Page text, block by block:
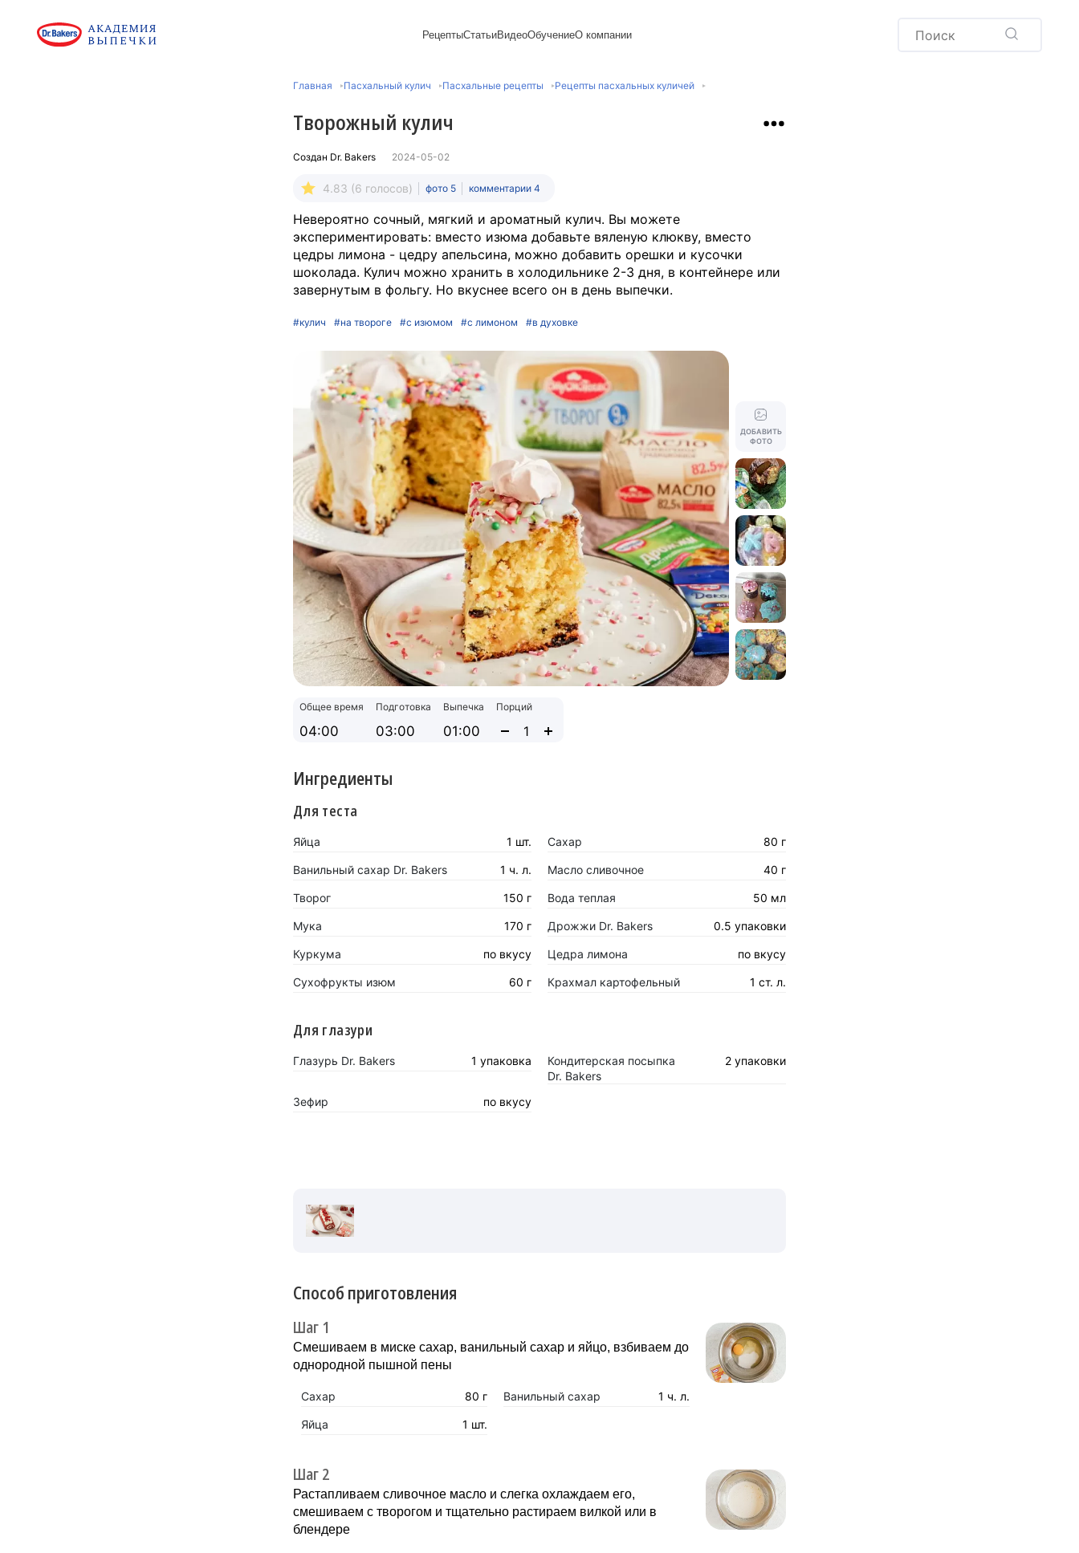
Рецепты
Рецепты блинов
Сезонная выпечка
Пасхальная выпечка
Рецепты пирогов
Пирожки
Торты рецепты
Пирожные
Варенья и соленья
Статьи
Выпечка и тесто
закуски
ВидеоОбучениеО компании
Главная Пасхальный кулич Пасхальные рецепты Рецепты пасхальных куличей
Творожный кулич
Создан Dr. Bakers 2024-05-02
4.83 (6 голосов) фото 5 комментарии 4
Невероятно сочный, мягкий и ароматный кулич. Вы можете
экспериментировать: вместо изюма добавьте вяленую клюкву, вместо
цедры лимона - цедру апельсина, можно добавить орешки и кусочки
шоколада. Кулич можно хранить в холодильнике 2-3 дня, в контейнере или
завернутым в фольгу. Но вкуснее всего он в день выпечки.
#кулич #на твороге #с изюмом #с лимоном #в духовке
ДОБАВИТЬ
ФОТО
Общее время
04:00
Подготовка
03:00
Выпечка
01:00
Порций
Ингредиенты
Для теста
Яйца 1 шт. Сахар 80 г
Ванильный сахар Dr. Bakers 1 ч. л. Масло сливочное 40 г
Творог 150 г Вода теплая 50 мл
Мука 170 г Дрожжи Dr. Bakers 0.5 упаковки
Куркума по вкусу Цедра лимона по вкусу
Сухофрукты изюм 60 г Крахмал картофельный 1 ст. л.
Для глазури
Глазурь Dr. Bakers 1 упаковка
Кондитерская посыпка
Dr. Bakers
2 упаковки
Зефир по вкусу
Способ приготовления
Шаг 1
Смешиваем в миске сахар, ванильный сахар и яйцо, взбиваем до
однородной пышной пены
Сахар 80 г Ванильный сахар 1 ч. л.
Яйца 1 шт.
Шаг 2
Растапливаем сливочное масло и слегка охлаждаем его,
смешиваем с творогом и тщательно растираем вилкой или в
блендере